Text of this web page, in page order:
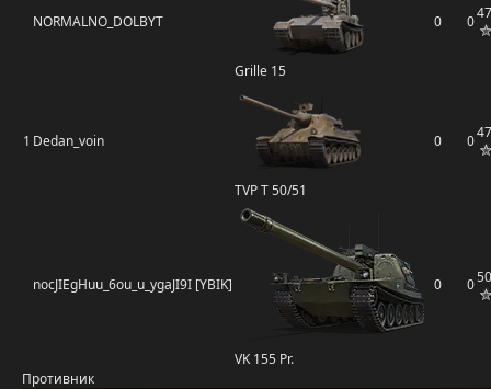
NORMALNO_DOLBYT
Grille 15
0 0
1 Dedan_voin
TVP T 50/51
0 0
nocJIEgHuu_6ou_u_ygaJI9I [YBIK]
VK 155 Pr.
0 0
Противник